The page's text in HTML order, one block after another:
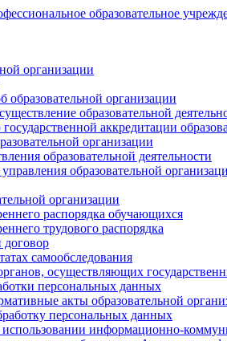
образовательное
организации
организации
образовательной
аккредитации
организации
образовательной деятельности
образовательной
организации
распорядка обучающихся
трудового распорядка
самообследования
осуществляющих
персональных данных
акты образовательной
персональных данных
информационно-